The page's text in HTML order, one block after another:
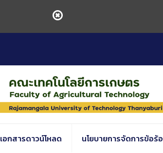
เอกสารดาวน์โหลด นโยบายการจัดการข้อร้